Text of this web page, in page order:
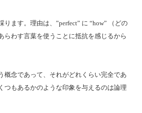
ります。理由は、”perfect” に “how” （どの
らわす言葉を使うことに抵抗を感じるから
概念であって、それがどれくらい完全であ
つもあるかのような印象を与えるのは論理